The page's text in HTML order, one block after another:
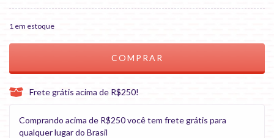
1 em estoque
Frete grátis acima de R$250!
Comprando acima de R$250 você tem frete grátis para
qualquer lugar do Brasil